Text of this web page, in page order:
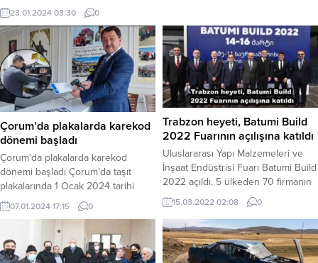
döneme girilmesiyle birlikte basımı
yapılan tüm tescil plakalarında
karekod bulunacak 1 Ocak’tan
itibaren plakalarda yeni döneme
girilmesiyle birlikte basımı yapılan
tüm tescil plakalarında karekod
bulunacak. İçişleri Bakanlığı, sahte
ya da APP plaka kullanmaya devam
edenlere 32 bin...
23.01.2024 03:30 0
7075 plakalı servis minibüsü yoldan
çıkarak takla atarak devrildi.
Meydana gelen kazada yaşları 5 ile
18 arasında değişen 7 öğrenci ile
araç sürücüsü Ali...
Çorum’da plakalarda karekod
dönemi başladı
Çorum’da plakalarda karekod
dönemi başladı Çorum’da taşıt
plakalarında 1 Ocak 2024 tarihi
itibariyle yeni dönem başladı.
Motorlu taşıt satışı ile devir ve
tescilinden sonra yeni bastırılan
plakalarda ‘barkod/karekod’
uygulaması hayata geçirildi.
07.01.2024 17:15 0
Trabzon heyeti, Batumi Build
2022 Fuarının açılışına katıldı
Uluslararası Yapı Malzemeleri ve
İnşaat Endüstrisi Fuarı Batumi Build
2022 açıldı. 5 ülkeden 70 firmanın
katıldığı fuarda, Trabzon Ticaret ve
Sanayi Odası da stant açarak
sektördeki üye firmaların
ürünlerinin tanıtımını yaptı. 11. Yapı
Malzemeleri ve İnşaat Endüstrisi
15.03.2022 02:08 0